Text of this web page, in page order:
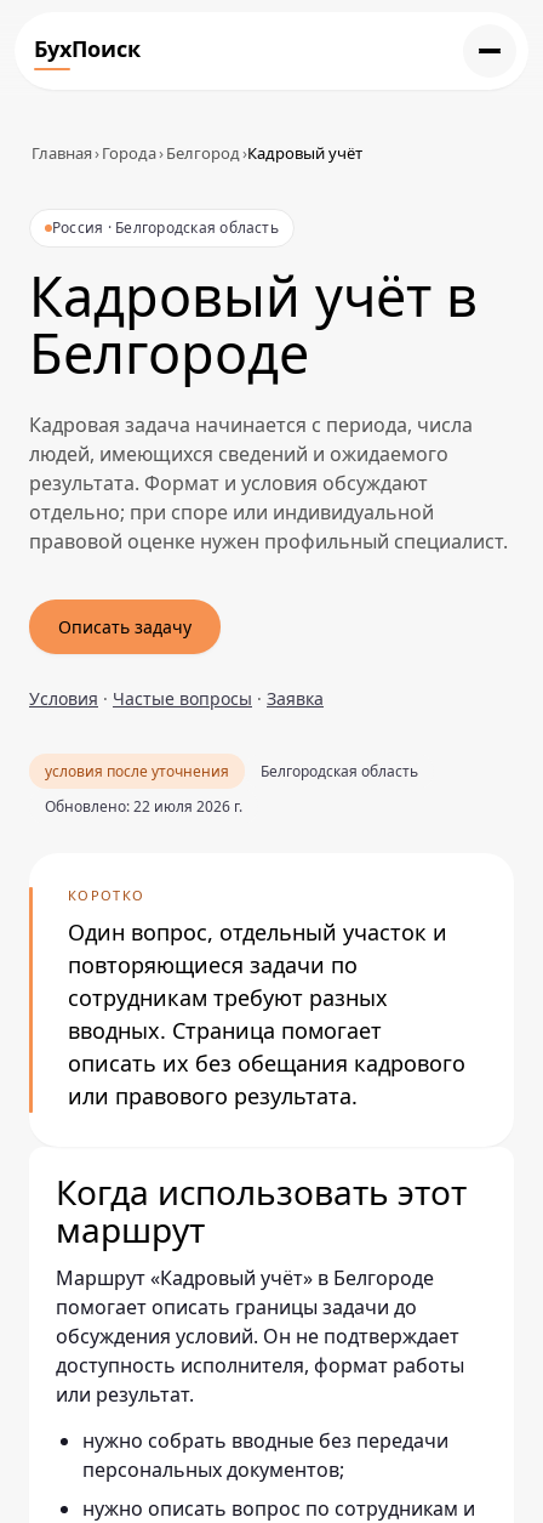
БухПоиск
Главная›Города›Белгород›Кадровый учёт
Россия · Белгородская область
Кадровый учёт в
Белгороде
Кадровая задача начинается с периода, числа
людей, имеющихся сведений и ожидаемого
результата. Формат и условия обсуждают
отдельно; при споре или индивидуальной
правовой оценке нужен профильный специалист.
Описать задачу
Условия · Частые вопросы · Заявка
условия после уточнения
Белгородская область
Обновлено: 22 июля 2026 г.
КОРОТКО
Один вопрос, отдельный участок и
повторяющиеся задачи по
сотрудникам требуют разных
вводных. Страница помогает
описать их без обещания кадрового
или правового результата.
Когда использовать этот
маршрут
Маршрут «Кадровый учёт» в Белгороде
помогает описать границы задачи до
обсуждения условий. Он не подтверждает
доступность исполнителя, формат работы
или результат.
нужно собрать вводные без передачи
персональных документов;
нужно описать вопрос по сотрудникам и